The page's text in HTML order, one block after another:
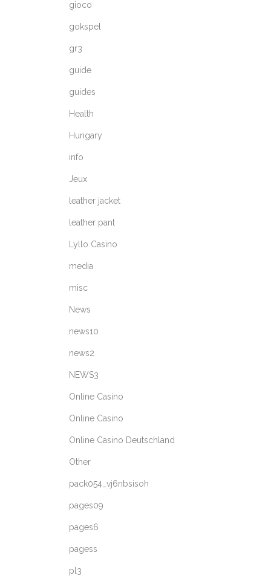
gioco
gokspel
gr3
guide
guides
Health
Hungary
info
Jeux
leather jacket
leather pant
Lyllo Casino
media
misc
News
news10
news2
NEWS3
Online Casino
Online Casino
Online Casino Deutschland
Other
pack054_vj6nbsisoh
pages09
pages6
pagess
pl3